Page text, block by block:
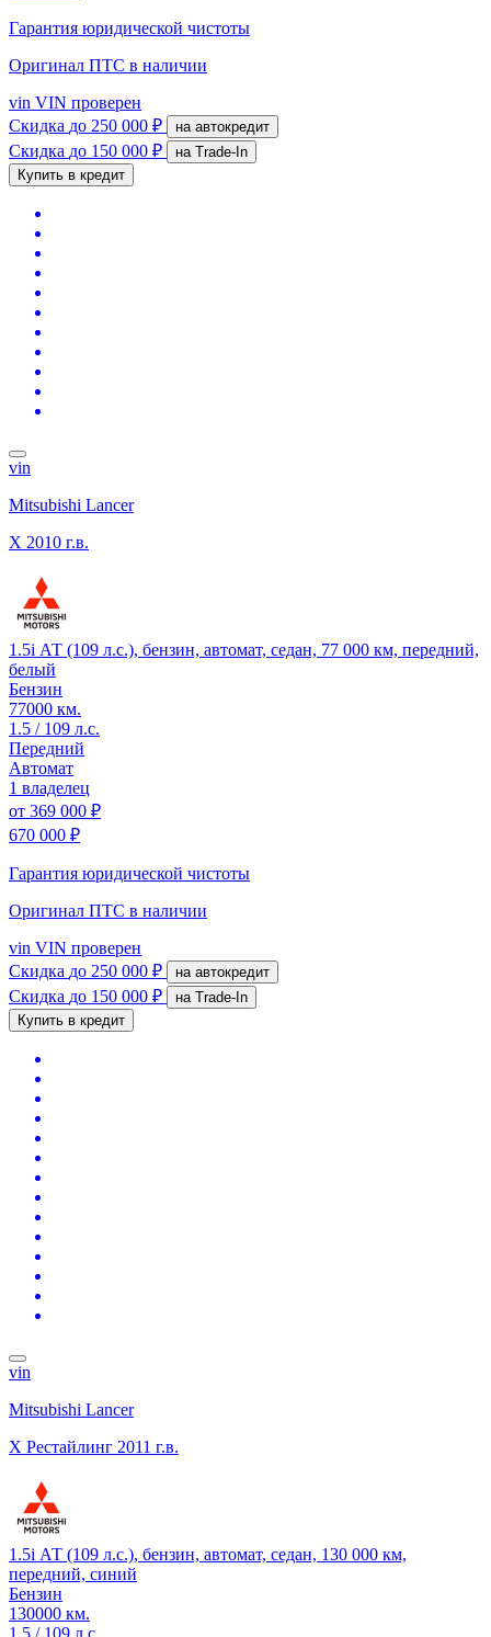
Гарантия юридической чистоты
Оригинал ПТС в наличии
vin VIN проверен
Скидка до 250 000 ₽ на автокредит
Скидка до 150 000 ₽
на Trade-In
Купить в кредит
vin
Mitsubishi Lancer
X 2010 г.в.
1.5i АТ (109 л.с.), бензин, автомат, седан, 77 000 км, передний,
белый
Бензин
77000 км.
1.5 / 109 л.с.
Передний
Автомат
1 владелец
от 369 000 ₽
670 000 ₽
Гарантия юридической чистоты
Оригинал ПТС в наличии
vin VIN проверен
Скидка до 250 000 ₽ на автокредит
Скидка до 150 000 ₽
на Trade-In
Купить в кредит
vin
Mitsubishi Lancer
X Рестайлинг 2011 г.в.
1.5i АТ (109 л.с.), бензин, автомат, седан, 130 000 км,
передний, синий
Бензин
130000 км.
1.5 / 109 л.с.